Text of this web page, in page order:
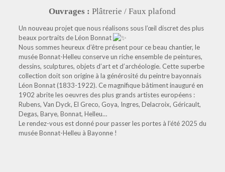
Ouvrages :Plâtrerie / Faux plafond
Un nouveau projet que nous réalisons sous l’œil discret des plus
beaux portraits de Léon Bonnat
Nous sommes heureux d’être présent pour ce beau chantier, le
musée Bonnat-Helleu conserve un riche ensemble de peintures,
dessins, sculptures, objets d’art et d’archéologie. Cette superbe
collection doit son origine à la générosité du peintre bayonnais
Léon Bonnat (1833-1922). Ce magnifique bâtiment inauguré en
1902 abrite les oeuvres des plus grands artistes européens :
Rubens, Van Dyck, El Greco, Goya, Ingres, Delacroix, Géricault,
Degas, Barye, Bonnat, Helleu…
Le rendez-vous est donné pour passer les portes à l’été 2025 du
musée Bonnat-Helleu à Bayonne !